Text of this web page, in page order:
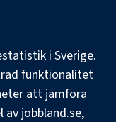
i Sverige.
funktionalitet
att jämföra
av jobbland.se,